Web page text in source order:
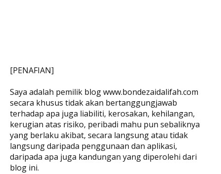
[PENAFIAN]
Saya adalah pemilik blog www.bondezaidalifah.com
secara khusus tidak akan bertanggungjawab
terhadap apa juga liabiliti, kerosakan, kehilangan,
kerugian atas risiko, peribadi mahu pun sebaliknya
yang berlaku akibat, secara langsung atau tidak
langsung daripada penggunaan dan aplikasi,
daripada apa juga kandungan yang diperolehi dari
blog ini.